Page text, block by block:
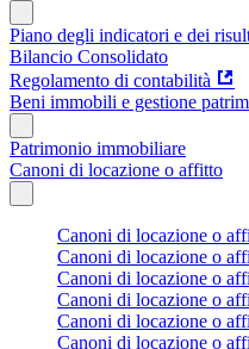
Piano degli indicatori e dei
Bilancio Consolidato
Regolamento di contabilità
Beni immobili e gestione
Patrimonio immobiliare
Canoni di locazione o affitto
Canoni di locazione o
Canoni di locazione o
Canoni di locazione o
Canoni di locazione o
Canoni di locazione o
Canoni di locazione o